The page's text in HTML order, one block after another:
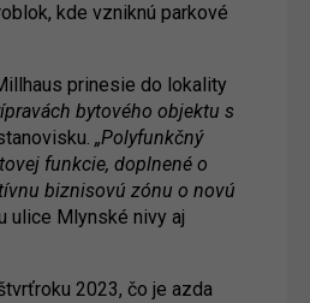
kde vzniknú parkové
prinesie do lokality
bytového objektu s
„Polyfunkčný
funkcie, doplnené o
biznisovú zónu o novú
ulice Mlynské nivy aj
2023, čo je azda